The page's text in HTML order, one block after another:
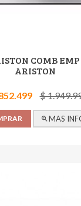
COMB
ARISTON
$
MAS